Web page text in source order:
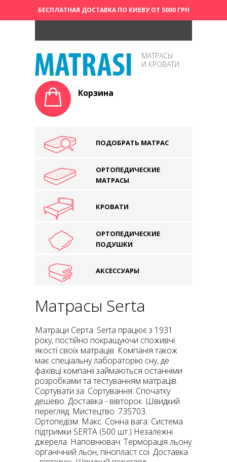
БЕСПЛАТНАЯ ДОСТАВКА ПО КИЕВУ ОТ 5000 ГРН
МАТРАСЫ
И КРОВАТИ
Корзина
ПОДОБРАТЬ МАТРАС
ОРТОПЕДИЧЕСКИЕ
МАТРАСЫ
КРОВАТИ
ОРТОПЕДИЧЕСКИЕ
ПОДУШКИ
АКСЕССУАРЫ
Матрасы Serta
Матраци Серта. Serta працює з 1931
року, постійно покращуючи споживчі
якості своїх матраців. Компанія також
має спеціальну лабораторію сну, де
фахівці компанії займаються останніми
розробками та тестуванням матраців.
Сортувати за: Сортування: Спочатку
дешево. Доставка - вівторок. Швидкий
перегляд. Мистецтво. 735703.
Ортопедізм: Макс. Сонна вага: Система
підтримки SERTA (500 шт.) Незалежні
джерела. Наповнювач: Терморація льону
органічний льон, пінопласт сої. Доставка